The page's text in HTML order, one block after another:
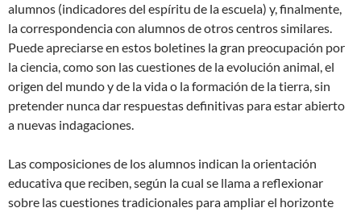
alumnos (indicadores del espíritu de la escuela) y, finalmente,
la correspondencia con alumnos de otros centros similares.
Puede apreciarse en estos boletines la gran preocupación por
la ciencia, como son las cuestiones de la evolución animal, el
origen del mundo y de la vida o la formación de la tierra, sin
pretender nunca dar respuestas definitivas para estar abierto
a nuevas indagaciones.
Las composiciones de los alumnos indican la orientación
educativa que reciben, según la cual se llama a reflexionar
sobre las cuestiones tradicionales para ampliar el horizonte